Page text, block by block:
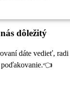
dôležitý
dáte vedieť, radi
poďakovanie.👈